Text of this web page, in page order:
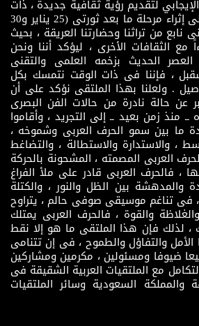
الإيجابي لتقديم رؤية ثقافية جديدة ، ذات
مضمون ثقافى قادر على إثراء مرحلة ما بعد ثورتى (25 يناير و30
من تراثنا وحضارتنا العريقة ، بحيث
مع الثقافات الأخرى ، ليؤكد أننا ونحن
الحديث بزخمه العلمى والتقنى
، فإننا فى ذات الوقت نتمسك بكل
. ولعلنا بهذا الملتقى نؤكد على أن
عن حالة نادرة من حالات الفن البصرى
منذ زمن بعيد ــ إلى التجريد ، وأقاموا
ما بين سمو الحرف العربى وشموخه ،
، والاستدارة والاستطالة ، والتضاغط
العربى المصمته ، المشحونة بالحركة
، فالحرف العربى قادر على ملأ الفراغ
والمدهشة بين الظل والنور ، والكتلة
، فى تناغم موسيقى صوفى حالم ، يتراوح
والقوة ، فالحرف العربى يمتلك
، لذلك فإن هذا الملتقى ما هو إلا نقط
والتفاؤل والطموح ، فى إن تتنامى
ضيوفا ومسئولين ، مكرمين ومشاركين
مع الملتقيات العربية الشقيقة فى
والمملكة السعودية وسائر الملتقيات